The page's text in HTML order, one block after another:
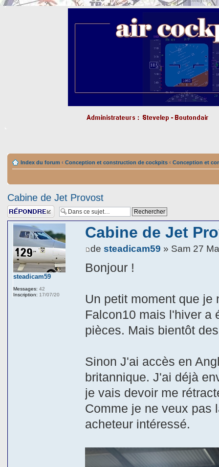
Index du forum ‹ Conception et construction de cockpits ‹ Conception et
Cabine de Jet Provost
Répondre
Cabine de Jet
desteadicam59 » Sam 27
Bonjour !
Un petit moment que
Falcon10 mais l'hiver a
pièces. Mais bientôt
Sinon J'ai accès en
britannique. J'ai déjà
je vais devoir me
Comme je ne veux pas
acheteur intéressé.
steadicam59
Messages: 42
Inscription: 17/07/20